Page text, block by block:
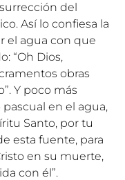
del
Así lo confiesa la
el agua con que
“Oh Dios,
obras
Y poco más
en el agua,
Santo, por tu
esta fuente, para
en su muerte,
con él”.